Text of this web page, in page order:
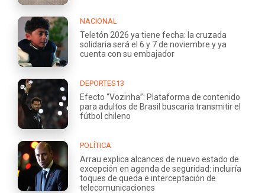
NACIONAL
Teletón 2026 ya tiene fecha: la cruzada
solidaria será el 6 y 7 de noviembre y ya
cuenta con su embajador
DEPORTES13
Efecto “Vozinha”: Plataforma de contenido
para adultos de Brasil buscaría transmitir el
fútbol chileno
POLÍTICA
Arrau explica alcances de nuevo estado de
excepción en agenda de seguridad: incluiría
toques de queda e interceptación de
telecomunicaciones